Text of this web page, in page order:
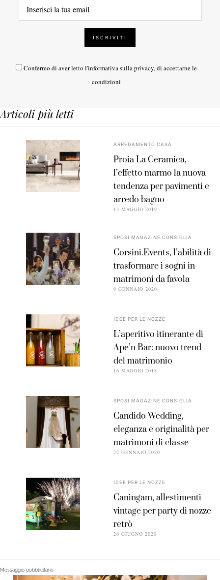
Confermo di aver letto l'informativa sulla privacy, di accettarne le
condizioni
Articoli più letti
ARREDAMENTO CASA
Proia La Ceramica,
l’effetto marmo la nuova
tendenza per pavimenti e
arredo bagno
13 MAGGIO 2019
SPOSI MAGAZINE CONSIGLIA
Corsini.Events, l’abilità di
trasformare i sogni in
matrimoni da favola
9 GENNAIO 2020
IDEE PER LE NOZZE
L’aperitivo itinerante di
Ape’n Bar: nuovo trend
del matrimonio
16 MAGGIO 2018
SPOSI MAGAZINE CONSIGLIA
Candido Wedding,
eleganza e originalità per
matrimoni di classe
22 GENNAIO 2020
IDEE PER LE NOZZE
Caningam, allestimenti
vintage per party di nozze
retrò
26 GIUGNO 2020
Messaggio pubblicitario